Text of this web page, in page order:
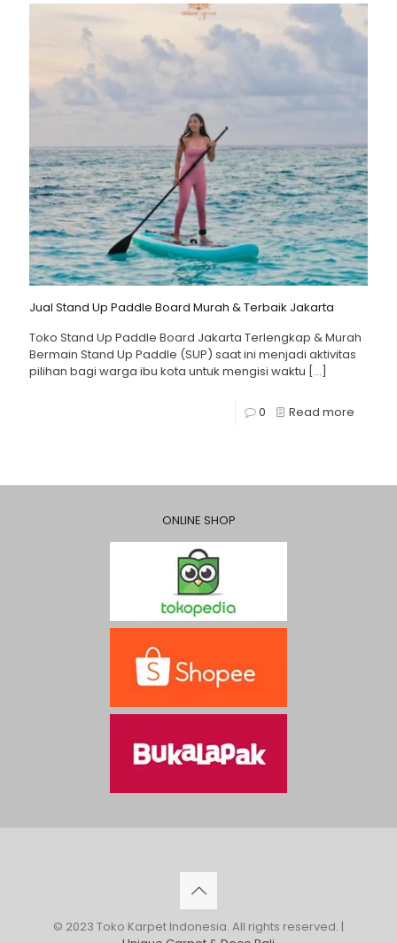
Jual Stand Up Paddle Board Murah & Terbaik Jakarta
Toko Stand Up Paddle Board Jakarta Terlengkap & Murah
Bermain Stand Up Paddle (SUP) saat ini menjadi aktivitas
pilihan bagi warga ibu kota untuk mengisi waktu […]
0 Read more
ONLINE SHOP
© 2023 Toko Karpet Indonesia. All rights reserved. |